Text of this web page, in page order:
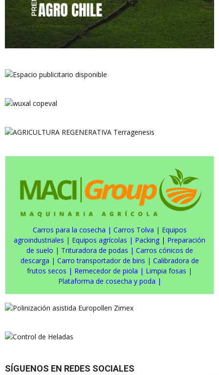
Carros para la cosecha | Carros Tolva | Equipos
agroindustriales | Equipos agrícolas | Packing | Preparación
de suelo | Trituradora de podas | Carros cónicos de
descarga | Carro transportador de bins | Calibradora de
frutos secos | Remecedor de piola | Limpia fosas |
Plataforma de cosecha y poda |
SÍGUENOS EN REDES SOCIALES